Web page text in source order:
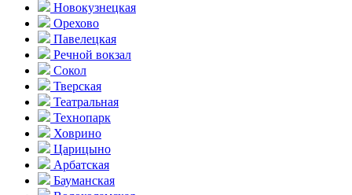
Новокузнецкая
Орехово
Павелецкая
Речной вокзал
Сокол
Тверская
Театральная
Технопарк
Ховрино
Царицыно
Арбатская
Бауманская